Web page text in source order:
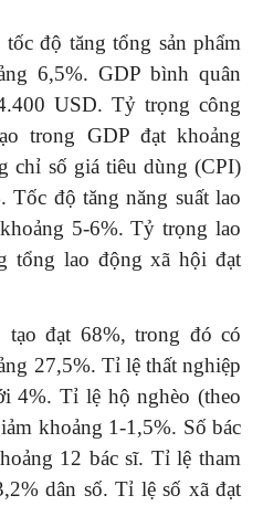
độ tăng tổng sản phẩm
6,5%. GDP bình quân
USD. Tỷ trọng công
trong GDP đạt khoảng
chỉ số giá tiêu dùng (CPI)
Tốc độ tăng năng suất lao
5-6%. Tỷ trọng lao
tổng lao động xã hội đạt
đạt 68%, trong đó có
27,5%. Tỉ lệ thất nghiệp
4%. Tỉ lệ hộ nghèo (theo
khoảng 1-1,5%. Số bác
12 bác sĩ. Tỉ lệ tham
dân số. Tỉ lệ số xã đạt